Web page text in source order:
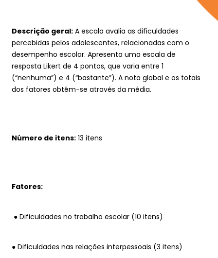
Descrição geral: A escala avalia as dificuldades
percebidas pelos adolescentes, relacionadas com o
desempenho escolar. Apresenta uma escala de
resposta Likert de 4 pontos, que varia entre 1
(“nenhuma”) e 4 (“bastante”). A nota global e os totais
dos fatores obtêm-se através da média.
Número de itens: 13 itens
Fatores:
● Dificuldades no trabalho escolar (10 itens)
● Dificuldades nas relações interpessoais (3 itens)